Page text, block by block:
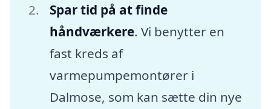
Spar tid på at finde
håndværkere. Vi benytter en
fast kreds af
varmepumpemontører i
Dalmose, som kan sætte din nye